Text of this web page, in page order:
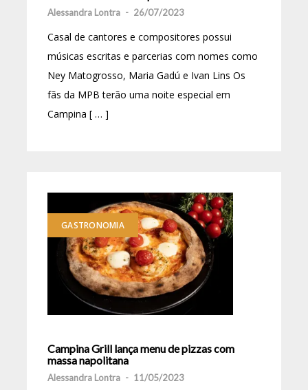
Alessandra Lontra - 26/07/2023
Casal de cantores e compositores possui
músicas escritas e parcerias com nomes como
Ney Matogrosso, Maria Gadú e Ivan Lins Os
fãs da MPB terão uma noite especial em
Campina [ … ]
GASTRONOMIA
Campina Grill lança menu de pizzas com
massa napolitana
Alessandra Lontra - 11/05/2023